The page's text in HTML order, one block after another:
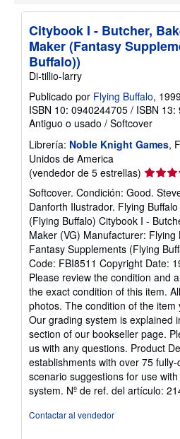
Citybook I - Butcher,
Maker (Fantasy
Buffalo))
Di-tillio-larry
Publicado por Flying Buffalo,
ISBN 10: 0940244705 / ISBN 13:
Antiguo o usado / Softcover
Librería: Noble Knight Games,
Unidos de America
(vendedor de 5 estrellas)
del
5
de
5
estrellas
Softcover. Condición: Good.
Danforth Ilustrador. Flying
(Flying Buffalo) Citybook I -
Maker (VG) Manufacturer: Flying
Fantasy Supplements (Flying
Code: FBI8511 Copyright Date:
Please review the condition and
the exact condition of this item.
photos. The condition of the item
Our grading system is explained
section of our bookseller page.
us with any questions. Product
establishments with over 75
scenario suggestions for use
system. Nº de ref. del artículo:
Contactar al vendedor